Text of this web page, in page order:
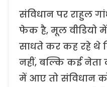
संविधान पर राहुल
फेक है, मूल वीडियो में
साधते कर कह रहे थे
नहीं, बल्कि कई नेता
में आए तो संविधान